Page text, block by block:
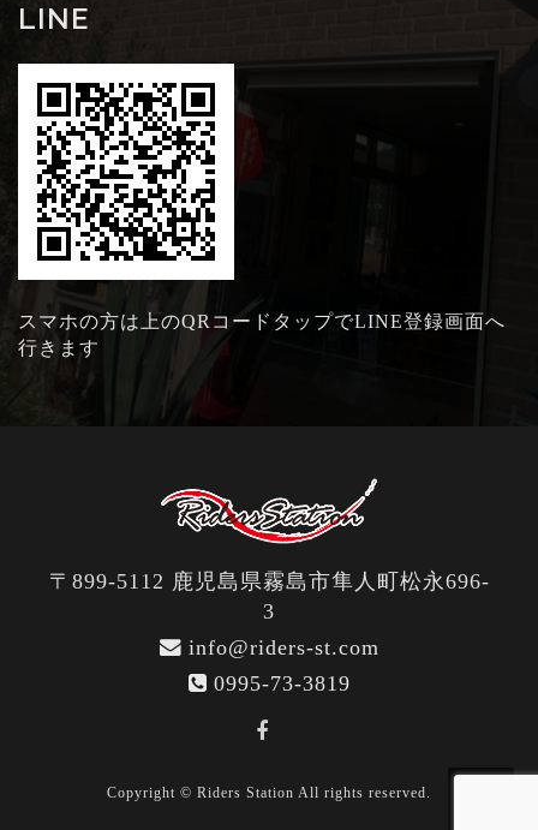
LINE
スマホの方は上のQRコードタップでLINE登録画面へ
行きます
〒899-5112 鹿児島県霧島市隼人町松永696-
3
info@riders-st.com
0995-73-3819
Copyright © Riders Station All rights reserved.